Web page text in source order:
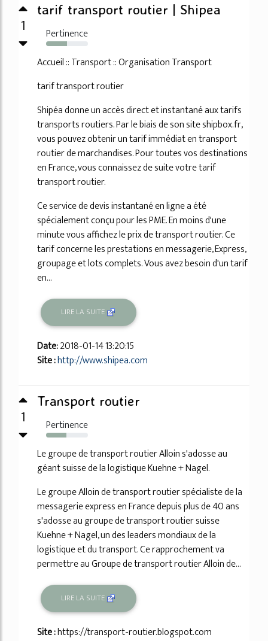
1
tarif transport routier | Shipea
Pertinence
50%
Accueil :: Transport :: Organisation Transport
tarif transport routier
Shipéa donne un accès direct et instantané aux tarifs
transports routiers. Par le biais de son site shipbox.fr,
vous pouvez obtenir un tarif immédiat en transport
routier de marchandises. Pour toutes vos destinations
en France, vous connaissez de suite votre tarif
transport routier.
Ce service de devis instantané en ligne a été
spécialement conçu pour les PME. En moins d'une
minute vous affichez le prix de transport routier. Ce
tarif concerne les prestations en messagerie, Express,
groupage et lots complets. Vous avez besoin d'un tarif
en...
LIRE LA SUITE
Date:2018-01-14 13:20:15
Site :http://www.shipea.com
1
Transport routier
Pertinence
49%
Le groupe de transport routier Alloin s'adosse au
géant suisse de la logistique Kuehne + Nagel.
Le groupe Alloin de transport routier spécialiste de la
messagerie express en France depuis plus de 40 ans
s'adosse au groupe de transport routier suisse
Kuehne + Nagel, un des leaders mondiaux de la
logistique et du transport. Ce rapprochement va
permettre au Groupe de transport routier Alloin de...
LIRE LA SUITE
Site :https://transport-routier.blogspot.com